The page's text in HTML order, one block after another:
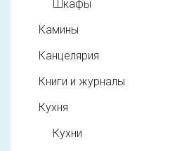
Шкафы
Камины
Канцелярия
Книги и журналы
Кухня
Кухни